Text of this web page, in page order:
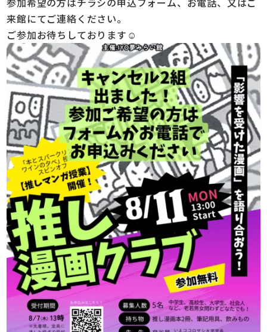
来館にてご連絡ください。
ご参加お待ちしております ☺️